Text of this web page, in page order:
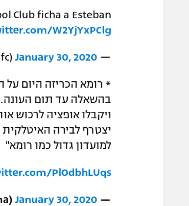
Club ficha a Esteban
W2YjYxPClg
— Marbella FC (@marbella_fc)
January 30, 2020
* רומא הכריזה היום
בהשאלה עד תום העונה.
למועדון גדול כמו רומא"
PlOdbhLUqs
— AS Roma (@OfficialASRoma)
January 30, 2020